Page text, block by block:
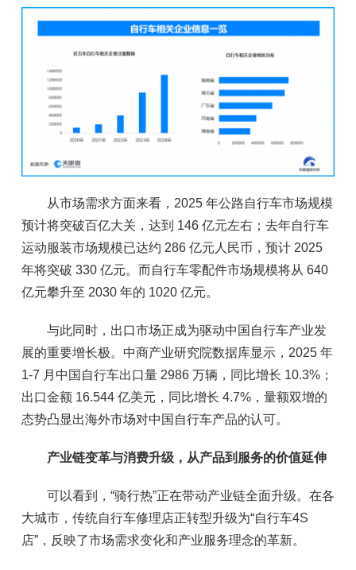
从市场需求方面来看，2025 年公路自行车市场规模
预计将突破百亿大关，达到 146 亿元左右；去年自行车
运动服装市场规模已达约 286 亿元人民币，预计 2025
年将突破 330 亿元。而自行车零配件市场规模将从 640
亿元攀升至 2030 年的 1020 亿元。
与此同时，出口市场正成为驱动中国自行车产业发
展的重要增长极。中商产业研究院数据库显示，2025 年
1-7 月中国自行车出口量 2986 万辆，同比增长 10.3%；
出口金额 16.544 亿美元，同比增长 4.7%，量额双增的
态势凸显出海外市场对中国自行车产品的认可。
产业链变革与消费升级，从产品到服务的价值延伸
可以看到，“骑行热”正在带动产业链全面升级。在各
大城市，传统自行车修理店正转型升级为“自行车4S
店”，反映了市场需求变化和产业服务理念的革新。